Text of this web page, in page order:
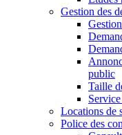
Gestion des
public
Taille
Locations de
Police des